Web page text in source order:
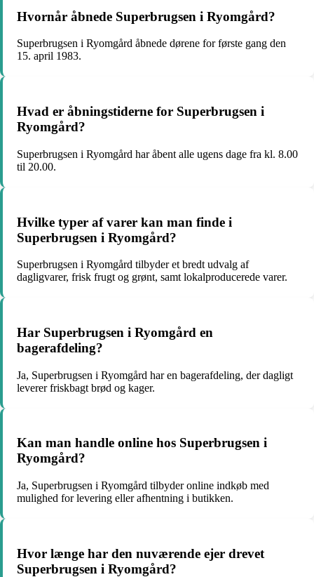
Hvornår åbnede Superbrugsen i Ryomgård?
Superbrugsen i Ryomgård åbnede dørene for første gang den
15. april 1983.
Hvad er åbningstiderne for Superbrugsen i
Ryomgård?
Superbrugsen i Ryomgård har åbent alle ugens dage fra kl. 8.00
til 20.00.
Hvilke typer af varer kan man finde i
Superbrugsen i Ryomgård?
Superbrugsen i Ryomgård tilbyder et bredt udvalg af
dagligvarer, frisk frugt og grønt, samt lokalproducerede varer.
Har Superbrugsen i Ryomgård en
bagerafdeling?
Ja, Superbrugsen i Ryomgård har en bagerafdeling, der dagligt
leverer friskbagt brød og kager.
Kan man handle online hos Superbrugsen i
Ryomgård?
Ja, Superbrugsen i Ryomgård tilbyder online indkøb med
mulighed for levering eller afhentning i butikken.
Hvor længe har den nuværende ejer drevet
Superbrugsen i Ryomgård?